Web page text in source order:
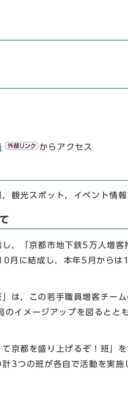
からアクセス
観光スポット，イベント情報
，「京都市地下鉄5万人増客
月に結成し，本年5月から
は，この若手職員増客チー
イメージアップを図るとと
京都を盛り上げるぞ！班」
3つの班が各自で活動を実